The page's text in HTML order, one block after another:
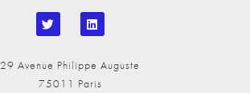
29 Avenue Philippe Auguste
75011 Paris